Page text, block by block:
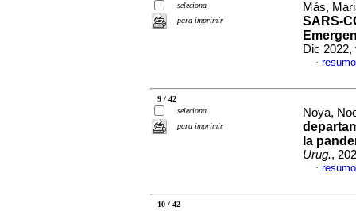
seleciona
para imprimir
Más,
SARS-
Dic 2022,
·
9 / 42
seleciona
para imprimir
Noya,
la
Urug.,
·
10 / 42